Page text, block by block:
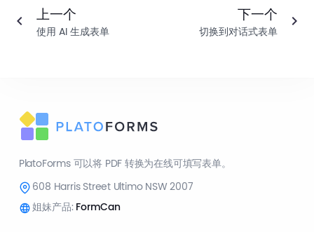
上一个
使用 AI 生成表单
下一个
切换到对话式表单
PlatoForms 可以将 PDF 转换为在线可填写表单。
608 Harris Street Ultimo NSW 2007
姐妹产品: FormCan